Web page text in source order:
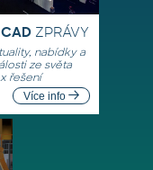
CADZPRÁVY
nabídky a
ze světa
řešení
Více info